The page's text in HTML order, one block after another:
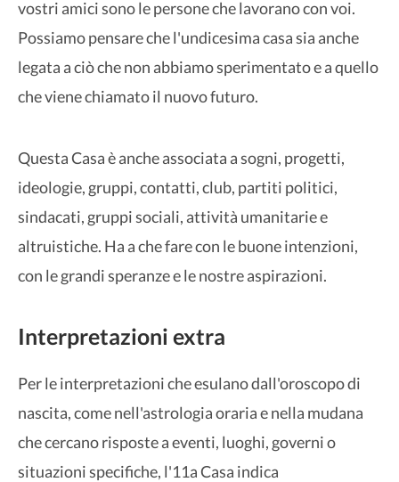
vostri amici sono le persone che lavorano con voi.
Possiamo pensare che l'undicesima casa sia anche
legata a ciò che non abbiamo sperimentato e a quello
che viene chiamato il nuovo futuro.
Questa Casa è anche associata a sogni, progetti,
ideologie, gruppi, contatti, club, partiti politici,
sindacati, gruppi sociali, attività umanitarie e
altruistiche. Ha a che fare con le buone intenzioni,
con le grandi speranze e le nostre aspirazioni.
Interpretazioni extra
Per le interpretazioni che esulano dall'oroscopo di
nascita, come nell'astrologia oraria e nella mudana
che cercano risposte a eventi, luoghi, governi o
situazioni specifiche, l'11a Casa indica